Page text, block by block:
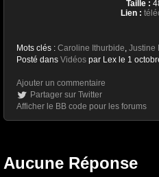
Taille :
Lien :
Mots clés : Caroline Ithurbide, Justine
Posté dans Vidéos par Lex le 1
Ajouter un commentaire
Partager sur Twitter
Afficher le BB code pour les forums
Aucune Réponse